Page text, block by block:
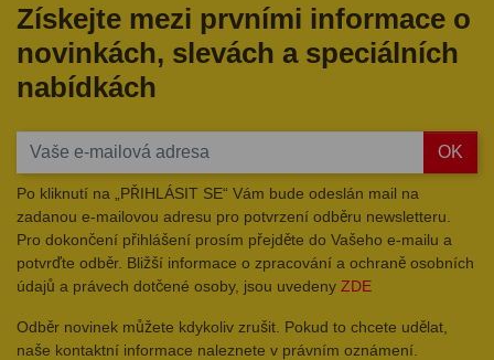
Získejte mezi prvními informace o
novinkách, slevách a speciálních
nabídkách
OK
Po kliknutí na „PŘIHLÁSIT SE“ Vám bude odeslán mail na
zadanou e-mailovou adresu pro potvrzení odběru newsletteru.
Pro dokončení přihlášení prosím přejděte do Vašeho e-mailu a
potvrďte odběr. Bližší informace o zpracování a ochraně osobních
údajů a právech dotčené osoby, jsou uvedeny ZDE
Odběr novinek můžete kdykoliv zrušit. Pokud to chcete udělat,
naše kontaktní informace naleznete v právním oznámení.